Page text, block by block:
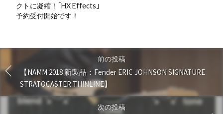
クトに凝縮！｢HX Effects｣
予約受付開始です！
前の投稿
【NAMM 2018 新製品：Fender ERIC JOHNSON SIGNATURE
STRATOCASTER THINLINE】
次の投稿